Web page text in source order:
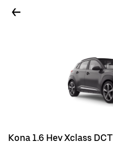
Kona 1.6 Hev Xclass DCT